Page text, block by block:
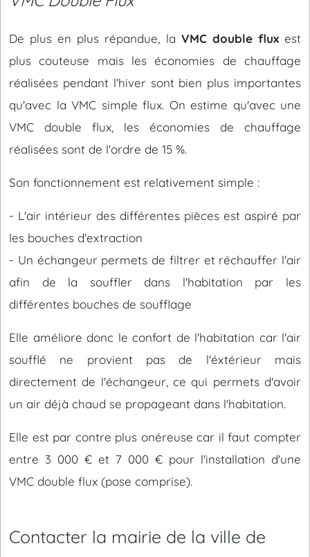
De plus en plus répandue, la VMC double fluxest
plus couteuse mais les économies de chauffage
réalisées pendant l'hiver sont bien plus importantes
qu'avec la VMC simple flux. On estime qu'avec une
VMC double flux, les économies de chauffage
réalisées sont de l'ordre de 15 %.
Son fonctionnement est relativement simple :
- L'air intérieur des différentes pièces est aspiré par
les bouches d'extraction
- Un échangeur permets de filtrer et réchauffer l'air
afin de la souffler dans l'habitation par les
différentes bouches de soufflage
Elle améliore donc le confort de l'habitation car l'air
soufflé ne provient pas de l'éxtérieur mais
directement de l'échangeur, ce qui permets d'avoir
un air déjà chaud se propageant dans l'habitation.
Elle est par contre plus onéreuse car il faut compter
entre 3 000 € et 7 000 € pour l'installation d'une
VMC double flux (pose comprise).
Contacter la mairie de la ville de